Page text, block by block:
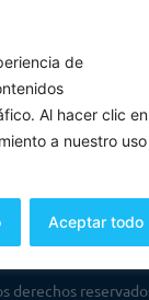
de
Al hacer clic en
a nuestro uso
Aceptar todo
Oficinas de
Visitas Guiadas
Folletos y
derechos